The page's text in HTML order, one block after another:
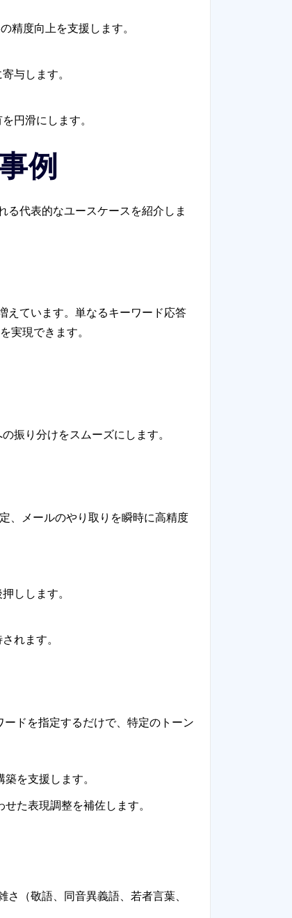
精度向上を支援します。
与します。
円滑にします。
例
る代表的なユースケースを紹介しま
えています。単なるキーワード応答
実現できます。
振り分けをスムーズにします。
、メールのやり取りを瞬時に高精度
しします。
れます。
ドを指定するだけで、特定のトーン
を支援します。
た表現調整を補佐します。
（敬語、同音異義語、若者言葉、